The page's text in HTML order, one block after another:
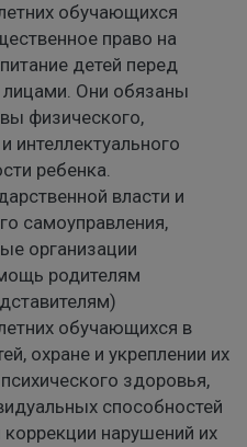
обучающихся
право на
детей перед
Они обязаны
физического,
интеллектуального
ребенка.
власти и
самоуправления,
организации
родителям
обучающихся в
охране и укреплении их
здоровья,
способностей
нарушений их